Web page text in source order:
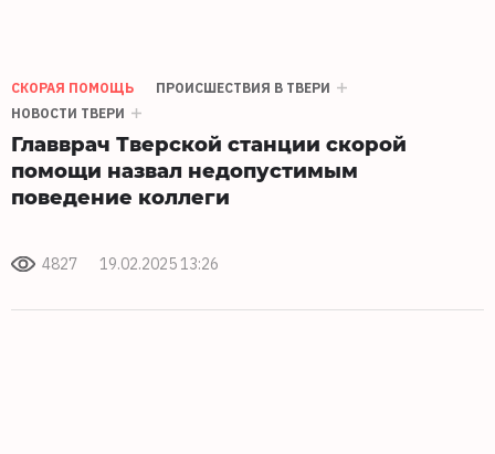
СКОРАЯ ПОМОЩЬ
ПРОИСШЕСТВИЯ В ТВЕРИ
НОВОСТИ ТВЕРИ
Главврач Тверской станции скорой
помощи назвал недопустимым
поведение коллеги
4827 19.02.2025 13:26